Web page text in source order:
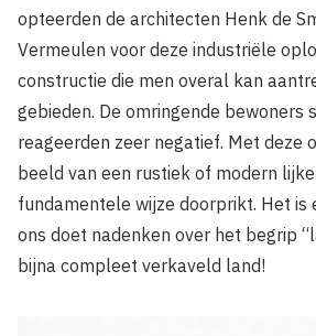
opteerden de architecten Henk de
Vermeulen voor deze industriële
constructie die men overal kan
gebieden. De omringende bewoners
reageerden zeer negatief. Met deze
beeld van een rustiek of modern
fundamentele wijze doorprikt. Het is
ons doet nadenken over het begrip
bijna compleet verkaveld land!